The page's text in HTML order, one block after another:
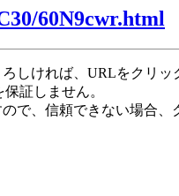
60N9cwr.html
しければ、URLをクリ
証しません。
で、信頼できない場合、